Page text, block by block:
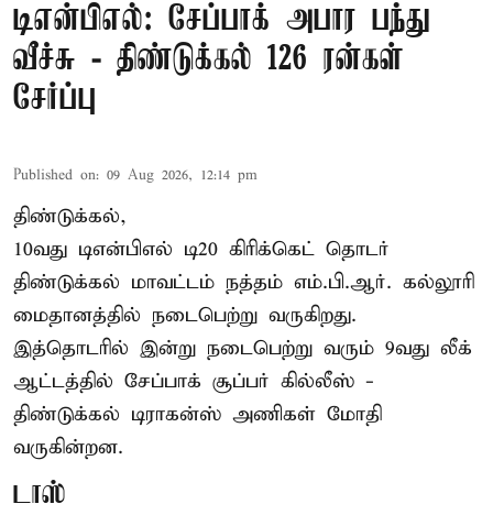
டிஎன்பிஎல்: சேப்பாக் அபார பந்து
வீச்சு - திண்டுக்கல் 126 ரன்கள்
சேர்ப்பு
Published on: 09 Aug 2026, 12:14 pm
திண்டுக்கல்,
10வது டிஎன்பிஎல் டி20 கிரிக்கெட் தொடர்
திண்டுக்கல் மாவட்டம் நத்தம் எம்.பி.ஆர். கல்லூரி
மைதானத்தில் நடைபெற்று வருகிறது.
இத்தொடரில் இன்று நடைபெற்று வரும் 9வது லீக்
ஆட்டத்தில் சேப்பாக் சூப்பர் கில்லீஸ் -
திண்டுக்கல் டிராகன்ஸ் அணிகள் மோதி
வருகின்றன.
டாஸ்